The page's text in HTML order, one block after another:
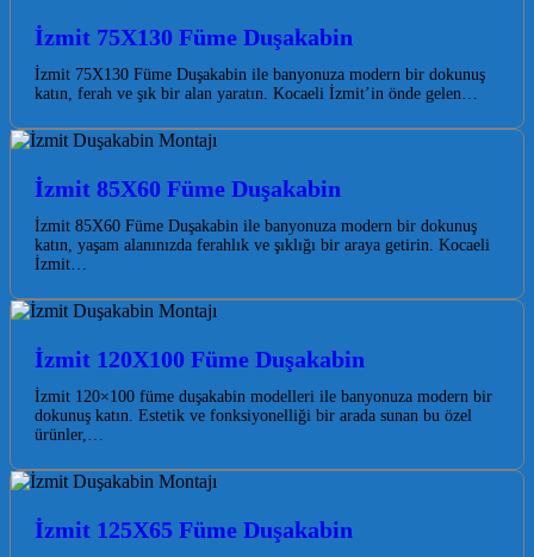
İzmit 75X130 Füme Duşakabin
İzmit 75X130 Füme Duşakabin ile banyonuza modern bir dokunuş
katın, ferah ve şık bir alan yaratın. Kocaeli İzmit’in önde gelen…
İzmit 85X60 Füme Duşakabin
İzmit 85X60 Füme Duşakabin ile banyonuza modern bir dokunuş
katın, yaşam alanınızda ferahlık ve şıklığı bir araya getirin. Kocaeli
İzmit…
İzmit 120X100 Füme Duşakabin
İzmit 120×100 füme duşakabin modelleri ile banyonuza modern bir
dokunuş katın. Estetik ve fonksiyonelliği bir arada sunan bu özel
ürünler,…
İzmit 125X65 Füme Duşakabin